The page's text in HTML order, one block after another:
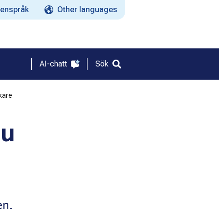
Other languages
AI-chatt Sök